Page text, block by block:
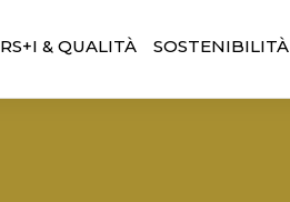
RS+I & QUALITÀ SOSTENIBILITÀ